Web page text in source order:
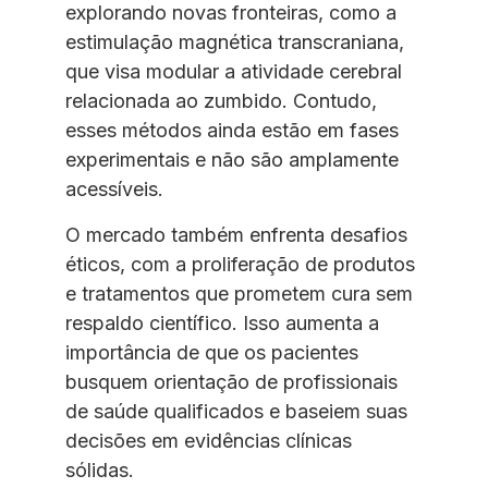
explorando novas fronteiras, como a
estimulação magnética transcraniana,
que visa modular a atividade cerebral
relacionada ao zumbido. Contudo,
esses métodos ainda estão em fases
experimentais e não são amplamente
acessíveis.
O mercado também enfrenta desafios
éticos, com a proliferação de produtos
e tratamentos que prometem cura sem
respaldo científico. Isso aumenta a
importância de que os pacientes
busquem orientação de profissionais
de saúde qualificados e baseiem suas
decisões em evidências clínicas
sólidas.